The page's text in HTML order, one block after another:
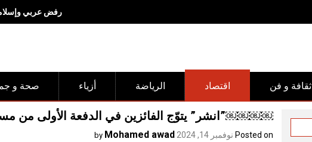
رفض عربي وإسلامي
صحة و أزياء الرياضة اقتصاد ثقافة و فن
￼￼￼￼”انشر” يتوّج الفائزين في الدفعة الأولى من
Posted on نوفمبر 14, 2024 by
Mohamed awad